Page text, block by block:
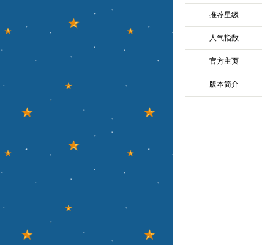
推荐星级
人气指数
官方主页
版本简介